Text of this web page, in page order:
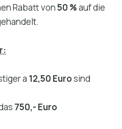
Rabatt von50 %auf die
a 12,50 Eurosind
750,- Euro